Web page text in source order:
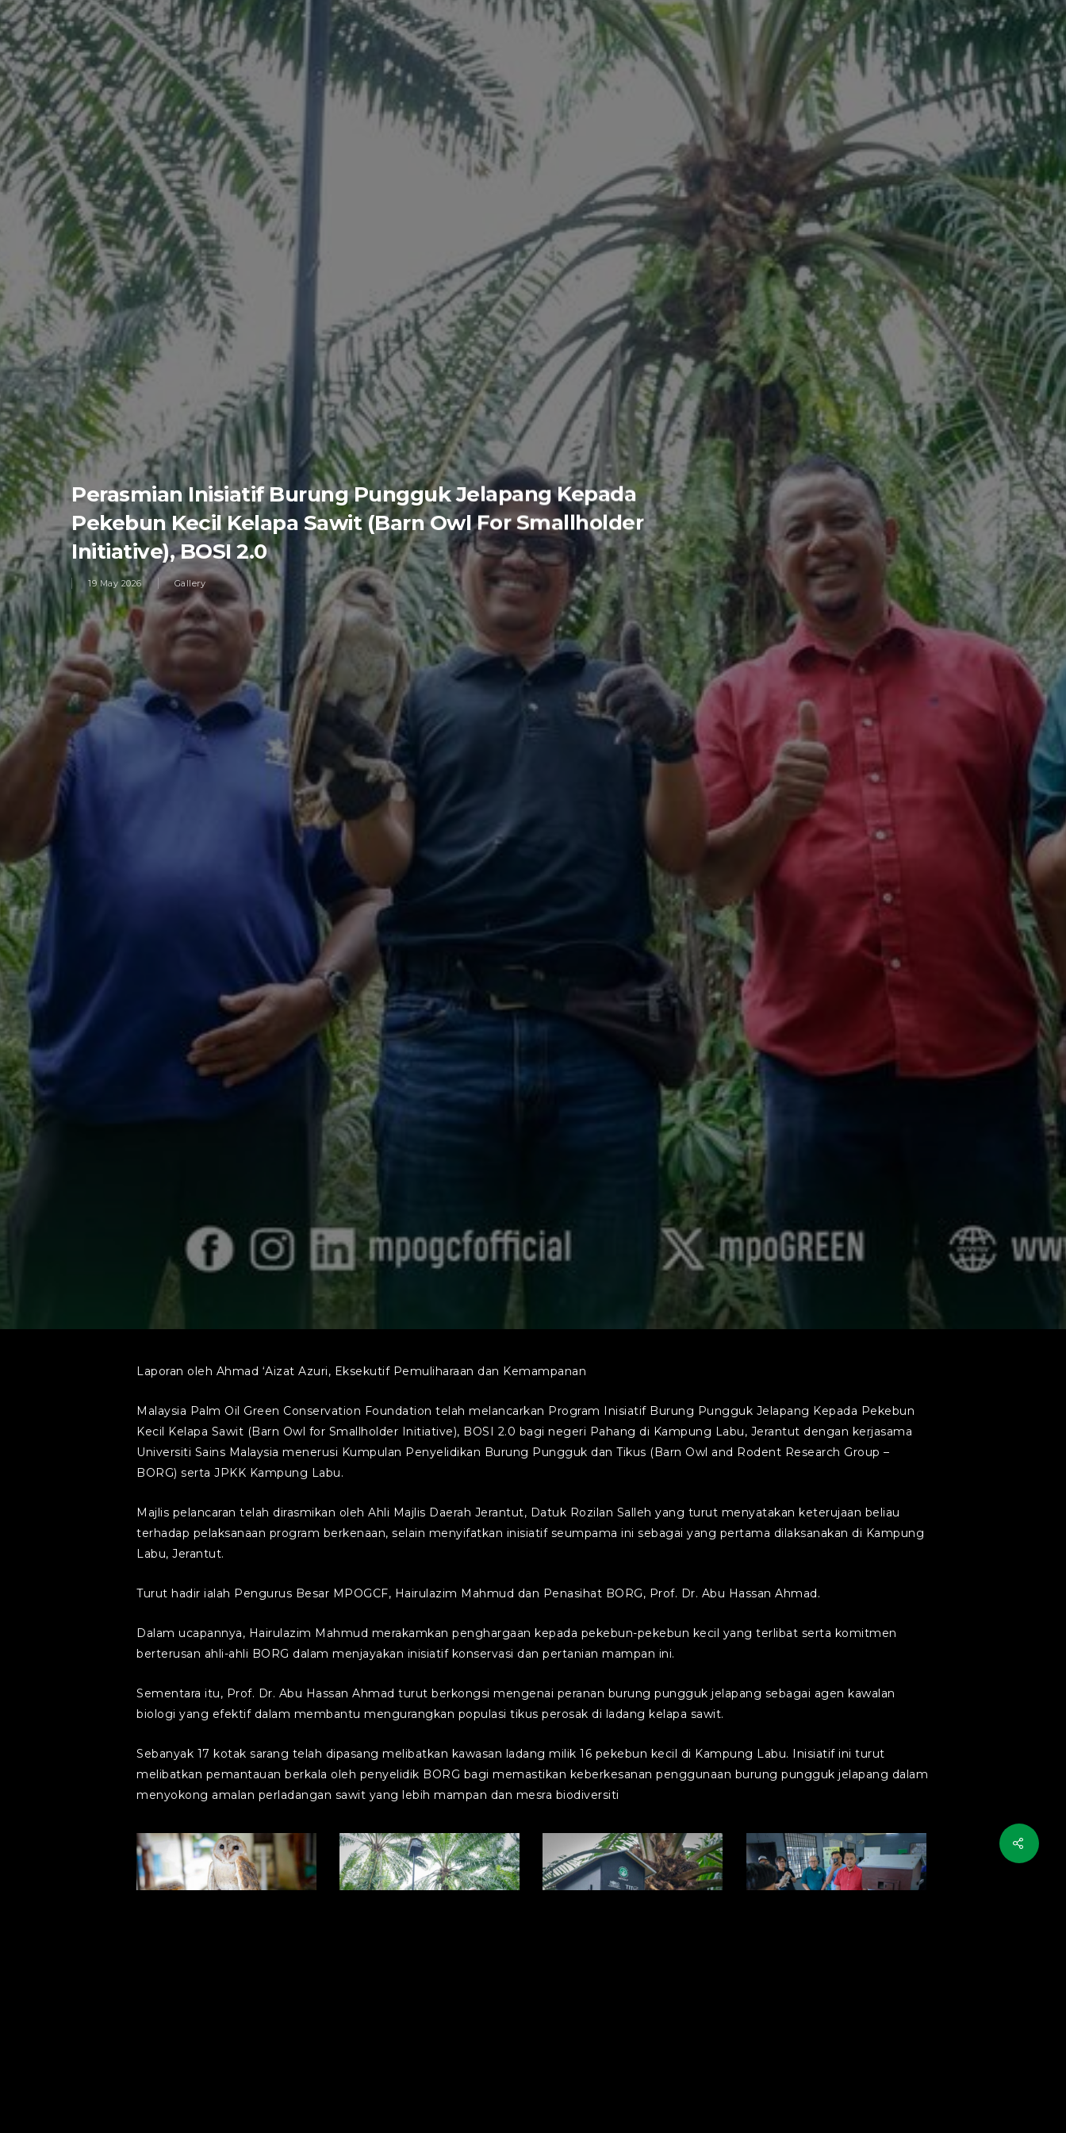
Perasmian Inisiatif Burung Pungguk Jelapang Kepada
Pekebun Kecil Kelapa Sawit (Barn Owl For Smallholder
Initiative), BOSI 2.0
19 May 2026 Gallery
Laporan oleh Ahmad ‘Aizat Azuri, Eksekutif Pemuliharaan dan Kemampanan
Malaysia Palm Oil Green Conservation Foundation telah melancarkan Program Inisiatif Burung Pungguk Jelapang Kepada Pekebun
Kecil Kelapa Sawit (Barn Owl for Smallholder Initiative), BOSI 2.0 bagi negeri Pahang di Kampung Labu, Jerantut dengan kerjasama
Universiti Sains Malaysia menerusi Kumpulan Penyelidikan Burung Pungguk dan Tikus (Barn Owl and Rodent Research Group –
BORG) serta JPKK Kampung Labu.
Majlis pelancaran telah dirasmikan oleh Ahli Majlis Daerah Jerantut, Datuk Rozilan Salleh yang turut menyatakan keterujaan beliau
terhadap pelaksanaan program berkenaan, selain menyifatkan inisiatif seumpama ini sebagai yang pertama dilaksanakan di Kampung
Labu, Jerantut.
Turut hadir ialah Pengurus Besar MPOGCF, Hairulazim Mahmud dan Penasihat BORG, Prof. Dr. Abu Hassan Ahmad.
Dalam ucapannya, Hairulazim Mahmud merakamkan penghargaan kepada pekebun-pekebun kecil yang terlibat serta komitmen
berterusan ahli-ahli BORG dalam menjayakan inisiatif konservasi dan pertanian mampan ini.
Sementara itu, Prof. Dr. Abu Hassan Ahmad turut berkongsi mengenai peranan burung pungguk jelapang sebagai agen kawalan
biologi yang efektif dalam membantu mengurangkan populasi tikus perosak di ladang kelapa sawit.
Sebanyak 17 kotak sarang telah dipasang melibatkan kawasan ladang milik 16 pekebun kecil di Kampung Labu. Inisiatif ini turut
melibatkan pemantauan berkala oleh penyelidik BORG bagi memastikan keberkesanan penggunaan burung pungguk jelapang dalam
menyokong amalan perladangan sawit yang lebih mampan dan mesra biodiversiti
702106611_18081024080560608_7531957890287988340_n701558099_18081024023560608_8668482962315008050_n700368800_18081024098560608_4871090875730306053_n703546404_18081024065560608_588492332438999454_n